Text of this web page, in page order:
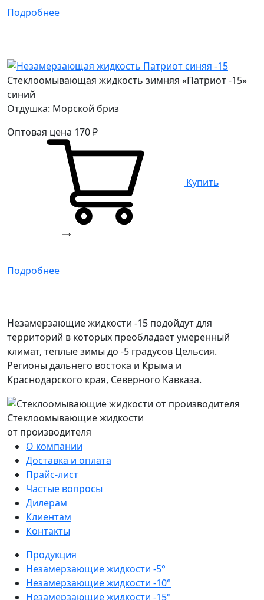
Подробнее
Стеклоомывающая жидкость зимняя «Патриот -15»
синий
Отдушка: Морской бриз
Оптовая цена 170₽
Купить
Подробнее
Незамерзающие жидкости -15 подойдут для
территорий в которых преобладает умеренный
климат, теплые зимы до -5 градусов Цельсия.
Регионы дальнего востока и Крыма и
Краснодарского края, Северного Кавказа.
Стеклоомывающие жидкости
от производителя
О компании
Доставка и оплата
Прайс-лист
Частые вопросы
Дилерам
Клиентам
Контакты
Продукция
Незамерзающие жидкости -5°
Незамерзающие жидкости -10°
Незамерзающие жидкости -15°